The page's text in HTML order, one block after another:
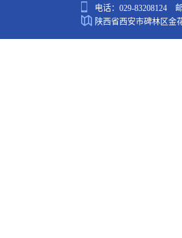
电话：029-83208124
陕西省西安市碑林区金